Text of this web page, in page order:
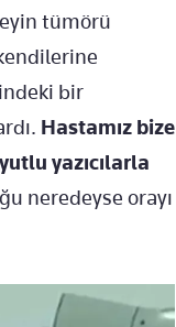
tümörü
bir
Hastamız bize
yazıcılarla
neredeyse orayı